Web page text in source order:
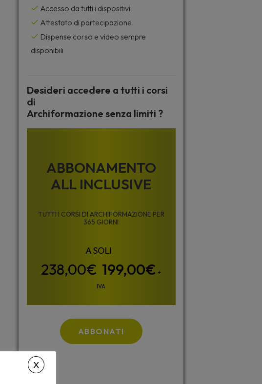
Accesso da tutti i dispositivi
Attestato di partecipazione
Dispense corso e video sempre
disponibili
Desideri accedere a tutti i corsi
di
Archiformazione senza limiti ?
ABBONAMENTO
ALL INCLUSIVE
TUTTI I CORSI DI ARCHIFORMAZIONE PER
365 GIORNI
199,00€ +
IVA
ABBONATI